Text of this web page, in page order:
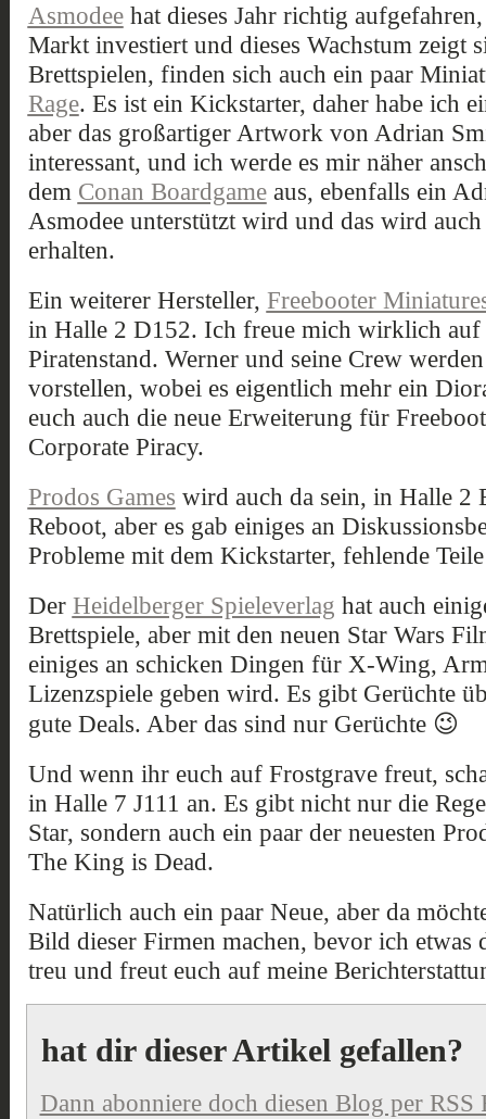
Asmodeehat dieses Jahr richtig
Markt investiert und dieses Wachstum zeigt
Brettspielen, finden sich auch ein paar
Rage. Es ist ein Kickstarter, daher habe ich
aber das großartiger Artwork von Adrian
interessant, und ich werde es mir näher
dem Conan Boardgameaus, ebenfalls ein
Asmodee unterstützt wird und das wird
erhalten.
Ein weiterer Hersteller, Freebooter
in Halle 2 D152. Ich freue mich wirklich
Piratenstand. Werner und seine Crew
vorstellen, wobei es eigentlich mehr ein
euch auch die neue Erweiterung für
Corporate Piracy.
Prodos Games wird auch da sein, in Halle 2
Reboot, aber es gab einiges an
Probleme mit dem Kickstarter, fehlende
Der Heidelberger Spieleverlag hat auch
Brettspiele, aber mit den neuen Star Wars
einiges an schicken Dingen für X-Wing,
Lizenzspiele geben wird. Es gibt Gerüchte
gute Deals. Aber das sind nur Gerüchte 😉
Und wenn ihr euch auf Frostgrave freut,
in Halle 7 J111 an. Es gibt nicht nur die
Star, sondern auch ein paar der neuesten
The King is Dead.
Natürlich auch ein paar Neue, aber da
Bild dieser Firmen machen, bevor ich etwas
treu und freut euch auf meine
hat dir dieser Artikel gefallen?
Dann abonniere doch diesen Blog per RSS